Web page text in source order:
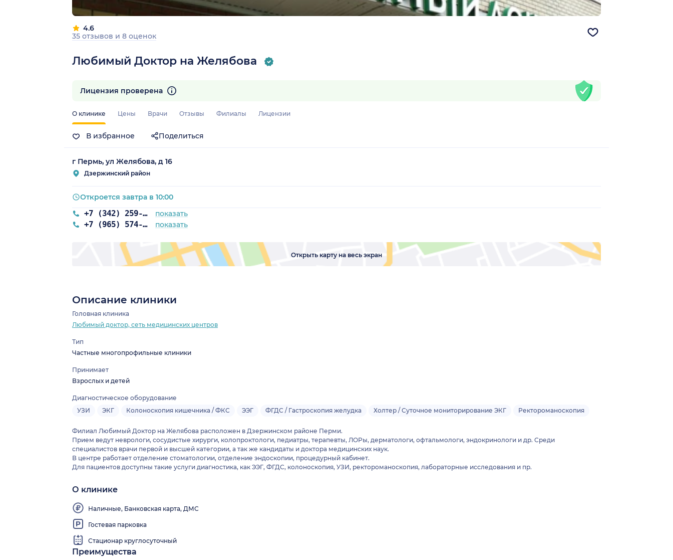
Любимый Доктор на Желябова
4.6
35 отзывов и 8 оценок
О клинике Цены Врачи Отзывы Филиалы Лицензии
В избранное Поделиться
Лицензия проверена
г Пермь, ул Желябова, д 16
Дзержинский район
+7 (342) 259-53-03 показать
+7 (965) 574-50-18 показать
Откроется завтра в 10:00
Открыть карту на весь экран
Описание клиники
Головная клиника
Любимый доктор, сеть медицинских центров
Тип
Частные многопрофильные клиники
Принимает
Взрослых и детей
Диагностическое оборудование
УЗИ
ЭКГ Колоноскопия кишечника / ФКС ЭЭГ ФГДС / Гастроскопия желудка Холтер / Суточное мониторирование ЭКГ Ректороманоскопия
Филиал Любимый Доктор на Желябова расположен в Дзержинском районе Перми.
Прием ведут неврологи, сосудистые хирурги, колопроктологи, педиатры, терапевты, ЛОРы, дерматологи, офтальмологи, эндокринологи и др. Среди
специалистов врачи первой и высшей категории, а так же кандидаты и доктора медицинских наук.
В центре работает отделение стоматологии, отделение эндоскопии, процедурный кабинет.
Для пациентов доступны такие услуги диагностика, как ЭЭГ, ФГДС, колоноскопия, УЗИ, ректороманоскопия, лабораторные исследования и пр.
О клинике
Наличные, Банковская карта, ДМС
Гостевая парковка
Стационар круглосуточный
Преимущества